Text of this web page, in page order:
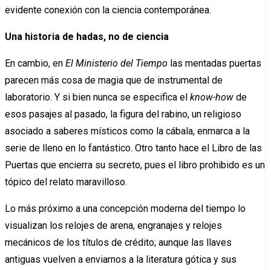
evidente conexión con la ciencia contemporánea.
Una historia de hadas, no de ciencia
En cambio, en El Ministerio del Tiempo las mentadas puertas
parecen más cosa de magia que de instrumental de
laboratorio. Y si bien nunca se especifica el know-how de
esos pasajes al pasado, la figura del rabino, un religioso
asociado a saberes místicos como la cábala, enmarca a la
serie de lleno en lo fantástico. Otro tanto hace el Libro de las
Puertas que encierra su secreto, pues el libro prohibido es un
tópico del relato maravilloso.
Lo más próximo a una concepción moderna del tiempo lo
visualizan los relojes de arena, engranajes y relojes
mecánicos de los títulos de crédito; aunque las llaves
antiguas vuelven a enviarnos a la literatura gótica y sus